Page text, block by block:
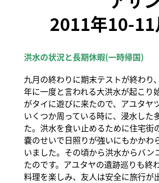
2011年10-
洪水の状況と長期休暇(一時帰国)
九月の終わりに期末テストが終わり
年に一度と言われる大洪水が起こり
がタイに遊びに来たので、アユタヤ
いくつか周っている時に、浸水し
た。洪水を食い止めるために住宅街
嚢のせいで日照りが強いにもかかわ
いました。その頃から洪水からバ
たのです。アユタヤの遺跡巡りも終
料理を楽しみ、友人は安全に旅行が